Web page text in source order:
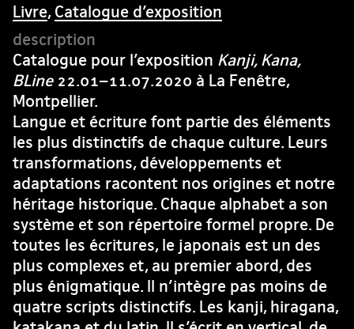
Livre, Catalogue d’exposition
Catalogue pour l’exposition Kanji, Kana,
BLine22.01–11.07.2020 à La Fenêtre,
Montpellier.
Langue et écriture font partie des éléments
les plus distinctifs de chaque culture. Leurs
transformations, développements et
adaptations racontent nos origines et notre
héritage historique. Chaque alphabet a son
système et son répertoire formel propre. De
toutes les écritures, le japonais est un des
plus complexes et, au premier abord, des
plus énigmatique. Il n’intègre pas moins de
quatre scripts distinctifs. Les kanji, hiragana,